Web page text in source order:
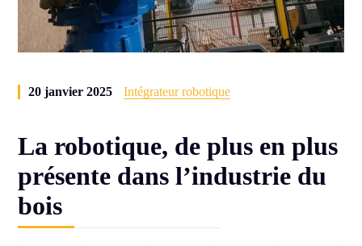
20 janvier 2025 Intégrateur robotique
La robotique, de plus en plus
présente dans l’industrie du
bois